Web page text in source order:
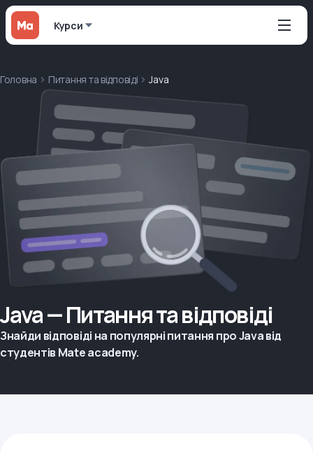
Курси
Головна Питання та відповіді Java
Java — Питання та відповіді
Знайди відповіді на популярні питання про Java від
студентів Mate academy.